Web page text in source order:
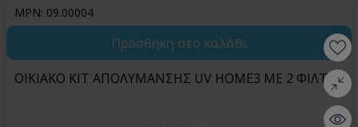
MPN: 09.00004
Quick
Προσθήκη στο καλάθι
ΟΙΚΙΑΚΟ ΚΙΤ ΑΠΟΛΥΜΑΝΣΗΣ UV HOME3 ΜΕ 2 ΦΙΛΤΡΑ